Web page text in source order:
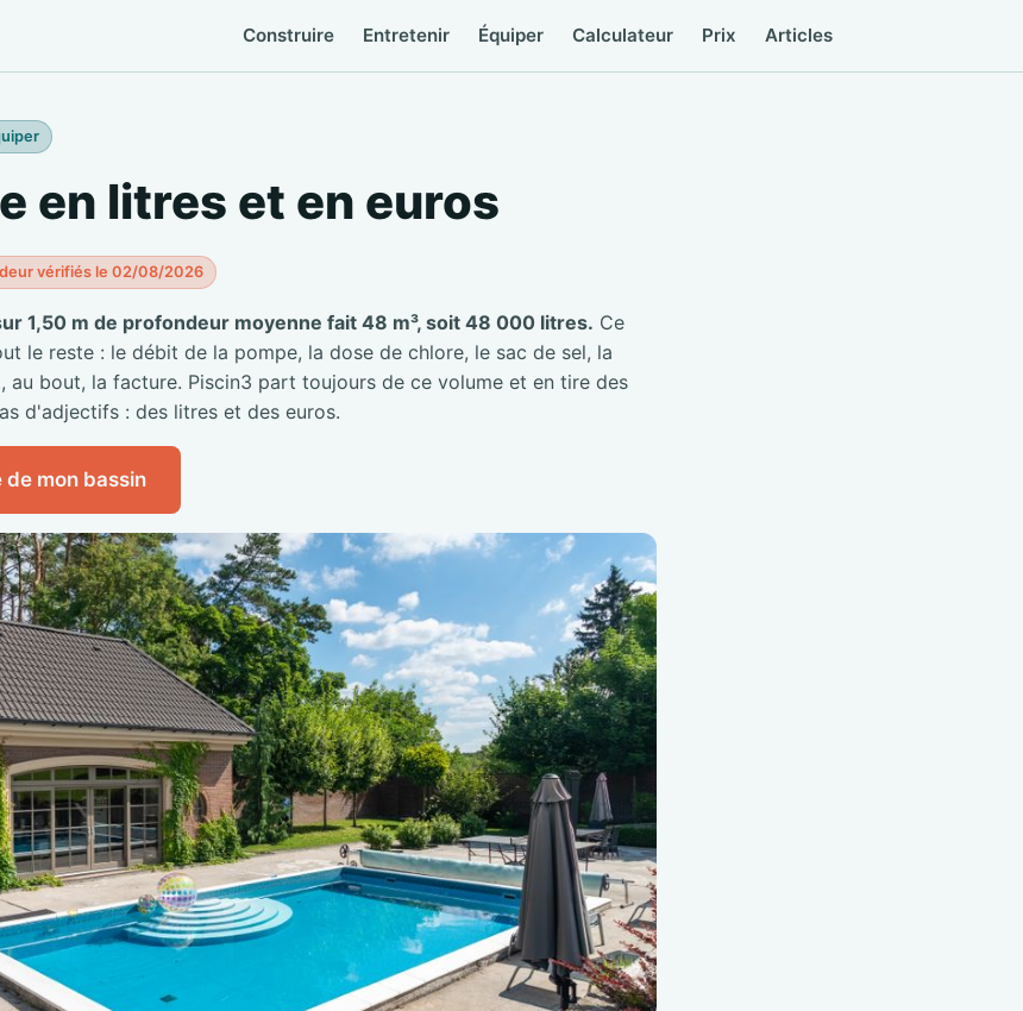
Construire Entretenir Équiper Calculateur Prix Articles
en litres et en euros
vérifiés le 02/08/2026
1,50 m de profondeur moyenne fait 48 m³, soit 48 000 litres. Ce
le reste : le débit de la pompe, la dose de chlore, le sac de sel, la
bout, la facture. Piscin3 part toujours de ce volume et en tire des
d'adjectifs : des litres et des euros.
de mon bassin